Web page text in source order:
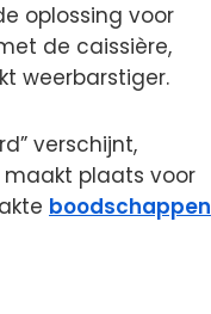
oplossing voor
de caissière,
weerbarstiger.
verschijnt,
plaats voor
boodschappen